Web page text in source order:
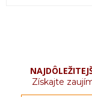
Získajte